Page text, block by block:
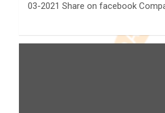
03-2021 Share on facebook